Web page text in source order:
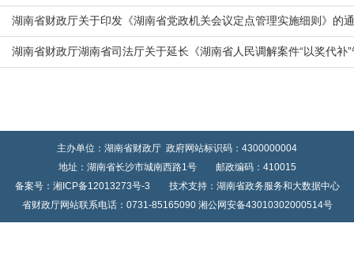
湖南省财政厅关于印发《湖南省党政机关会议定点管理实施细则》的
湖南省财政厅湖南省司法厅关于延长《湖南省人民调解案件“以奖代补
主办单位：湖南省财政厅 政府网站标识码：4300000004
地址：湖南省长沙市城南西路1号 邮政编码：410015
备案号：湘ICP备12013273号-3 技术支持：湖南省政务服务和大数据中心
省财政厅网站联系电话：0731-85165090 湘公网安备43010302000514号